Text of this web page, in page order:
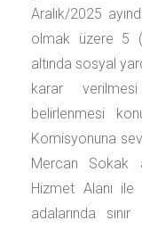
Aralık/2025
olmak üzere 5
altında sosyal
karar verilmesi
belirlenmesi
Komisyonuna
Mercan Sokak
Hizmet Alanı ile
adalarında